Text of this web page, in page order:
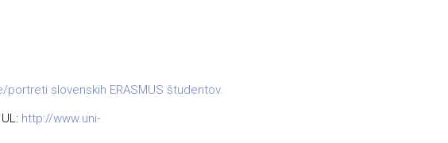
slovenskih ERASMUS študentov.
http://www.uni-